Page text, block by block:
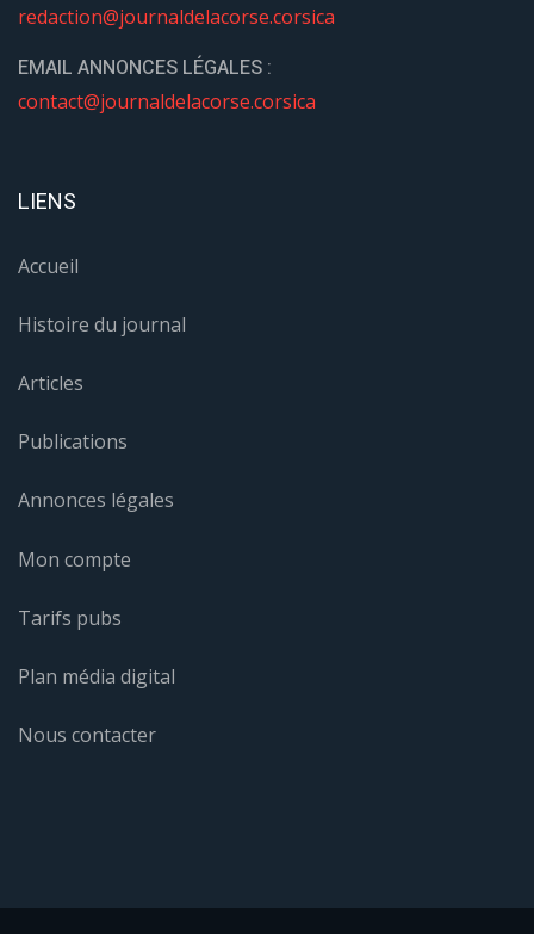
redaction@journaldelacorse.corsica
EMAIL ANNONCES LÉGALES :
contact@journaldelacorse.corsica
LIENS
Accueil
Histoire du journal
Articles
Publications
Annonces légales
Mon compte
Tarifs pubs
Plan média digital
Nous contacter